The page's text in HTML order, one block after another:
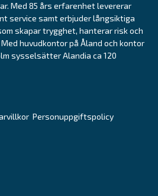
Med 85 års erfarenhet levererar
service samt erbjuder långsiktiga
skapar trygghet, hanterar risk och
huvudkontor på Åland och kontor
sysselsätter Alandia ca 120
Personuppgiftspolicy